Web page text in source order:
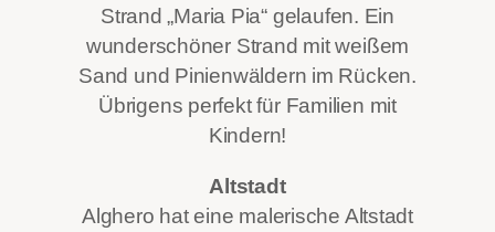
Strand „Maria Pia“ gelaufen. Ein
wunderschöner Strand mit weißem
Sand und Pinienwäldern im Rücken.
Übrigens perfekt für Familien mit
Kindern!
Altstadt
Alghero hat eine malerische Altstadt